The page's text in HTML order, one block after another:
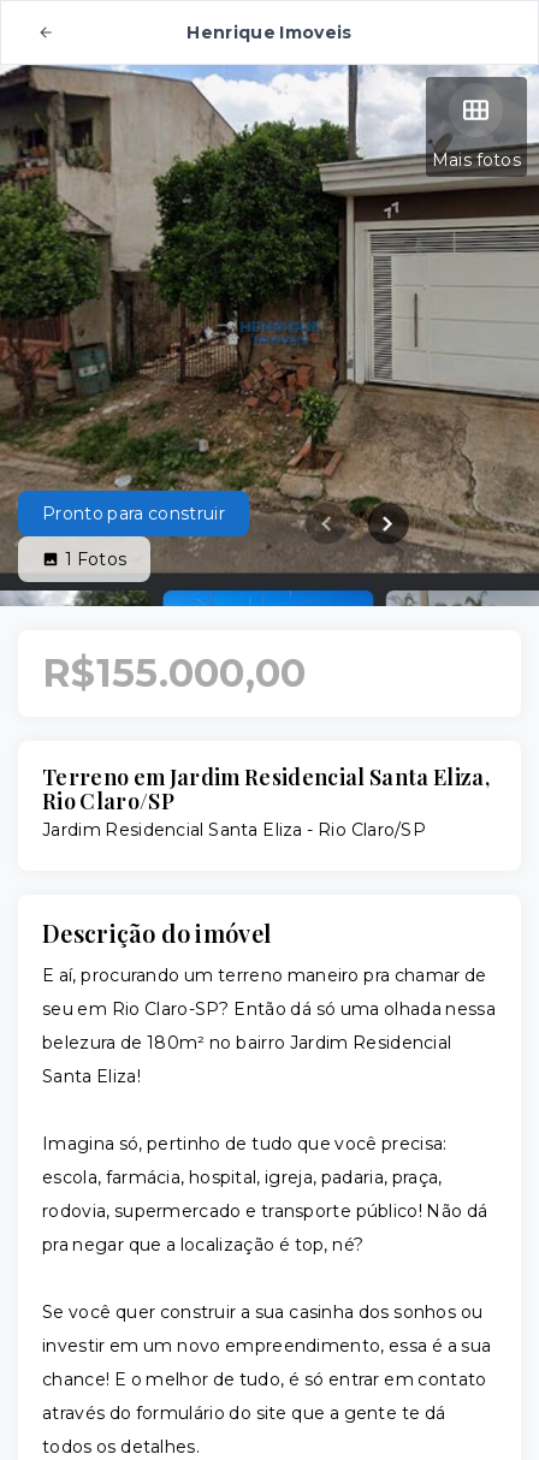
Henrique Imoveis
Mais fotos
Pronto para construir
1 Fotos
R$155.000,00
Terreno em Jardim Residencial Santa Eliza,
Rio Claro/SP
Jardim Residencial Santa Eliza - Rio Claro/SP
Descrição do imóvel
E aí, procurando um terreno maneiro pra chamar de
seu em Rio Claro-SP? Então dá só uma olhada nessa
belezura de 180m² no bairro Jardim Residencial
Santa Eliza!
Imagina só, pertinho de tudo que você precisa:
escola, farmácia, hospital, igreja, padaria, praça,
rodovia, supermercado e transporte público! Não dá
pra negar que a localização é top, né?
Se você quer construir a sua casinha dos sonhos ou
investir em um novo empreendimento, essa é a sua
chance! E o melhor de tudo, é só entrar em contato
através do formulário do site que a gente te dá
todos os detalhes.